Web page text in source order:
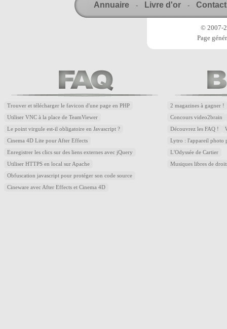
Annuaire - Livre d'or - Contact
© 2007-
Page
Trouver et télécharger le favicon d'une page en PHP
Utiliser VNC à la place de TeamViewer
Le point virgule est-il obligatoire en Javascript ?
Cinema 4D Lite pour After Effects
Enregistrer les clics sur des liens externes avec jQuery
Utiliser HTTPS en local sur Apache
Obfuscation javascript pour protéger son code source
Cineware avec After Effects et Cinema 4D
2 magazines à gagner !
Concours video2brain
Découvrez les FAQ !
Lytro : l'appareil photo
L'Odyssée de Cartier
Musiques libres de